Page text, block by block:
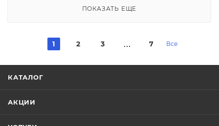
ПОКАЗАТЬ ЕЩЕ
1 2 3 7 Все
КАТАЛОГ
АКЦИИ